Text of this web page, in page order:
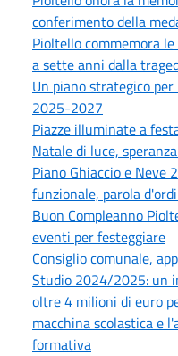
conferimento della
Pioltello commemora
a sette anni dalla
Un piano strategico
2025-2027
Piazze illuminate a
Natale di luce,
Piano Ghiaccio e
funzionale, parola
Buon Compleanno
eventi per festeggiare
Consiglio comunale,
Studio 2024/2025: un
oltre 4 milioni di euro
macchina scolastica e
formativa